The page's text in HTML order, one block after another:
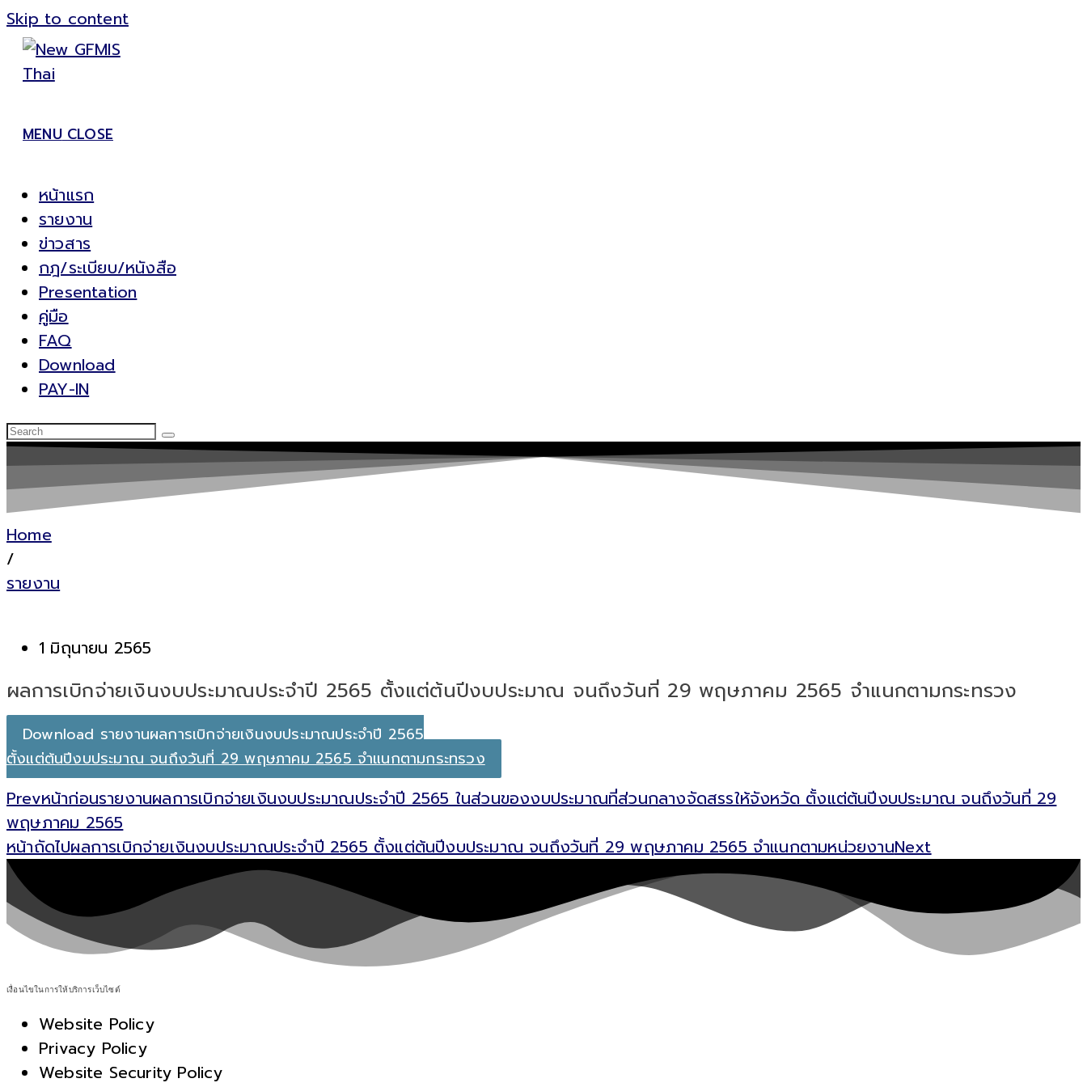
Skip to content
MENU CLOSE
หน้าแรก
รายงาน
ข่าวสาร
กฎ/ระเบียบ/หนังสือ
Presentation
คู่มือ
FAQ
Download
PAY-IN
Home
/
รายงาน
1 มิถุนายน 2565
ผลการเบิกจ่ายเงินงบประมาณประจำปี 2565 ตั้งแต่ต้นปีงบประมาณ จนถึงวันที่ 29 พฤษภาคม 2565 จำแนกตามกระทรวง
Download รายงานผลการเบิกจ่ายเงินงบประมาณประจำปี 2565
ตั้งแต่ต้นปีงบประมาณ จนถึงวันที่ 29 พฤษภาคม 2565 จำแนกตามกระทรวง
Prevหน้าก่อนรายงานผลการเบิกจ่ายเงินงบประมาณประจำปี 2565 ในส่วนของงบประมาณที่ส่วนกลางจัดสรรให้จังหวัด ตั้งแต่ต้นปีงบประมาณ จนถึงวันที่ 29
พฤษภาคม 2565
หน้าถัดไปผลการเบิกจ่ายเงินงบประมาณประจำปี 2565 ตั้งแต่ต้นปีงบประมาณ จนถึงวันที่ 29 พฤษภาคม 2565 จำแนกตามหน่วยงานNext
เงื่อนไขในการให้บริการเว็บไซต์
Website Policy
Privacy Policy
Website Security Policy